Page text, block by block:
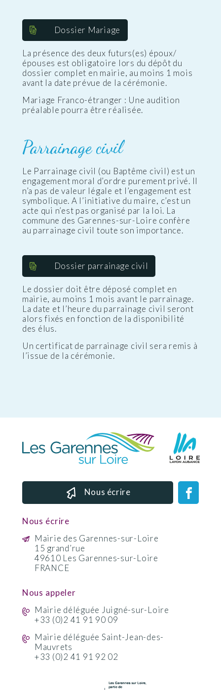
Dossier Mariage
La présence des deux futurs(es) époux/
épouses est obligatoire lors du dépôt du
dossier complet en mairie, au moins 1 mois
avant la date prévue de la cérémonie.
Mariage Franco-étranger : Une audition
préalable pourra être réalisée.
Parrainage civil
Le Parrainage civil (ou Baptême civil) est un
engagement moral d’ordre purement privé. Il
n’a pas de valeur légale et l’engagement est
symbolique. A l’initiative du maire, c’est un
acte qui n’est pas organisé par la loi. La
commune des Garennes-sur-Loire confère
au parrainage civil toute son importance.
Dossier parrainage civil
Le dossier doit être déposé complet en
mairie, au moins 1 mois avant le parrainage.
La date et l’heure du parrainage civil seront
alors fixés en fonction de la disponibilité
des élus.
Un certificat de parrainage civil sera remis à
l’issue de la cérémonie.
Nous écrire
Nous écrire
Mairie des Garennes-sur-Loire
15 grand’rue
49610 Les Garennes-sur-Loire
FRANCE
Nous appeler
Mairie déléguée Juigné-sur-Loire
+33 (0)2 41 91 90 09
Mairie déléguée Saint-Jean-des-
Mauvrets
+33 (0)2 41 91 92 02